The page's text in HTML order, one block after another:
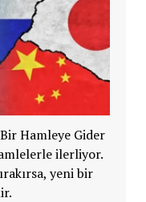
Hamleye Gider
ilerliyor.
yeni bir